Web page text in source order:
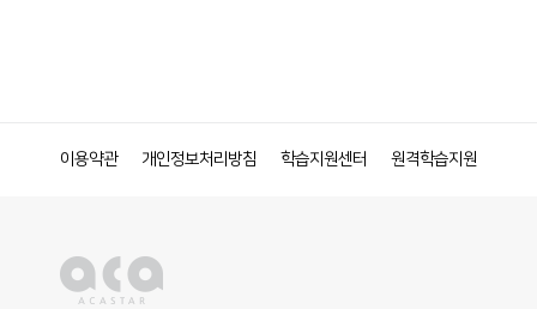
이용약관 개인정보처리방침 학습지원센터 원격학습지원